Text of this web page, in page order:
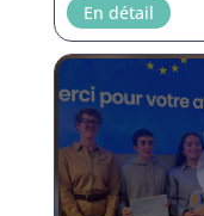
En détail